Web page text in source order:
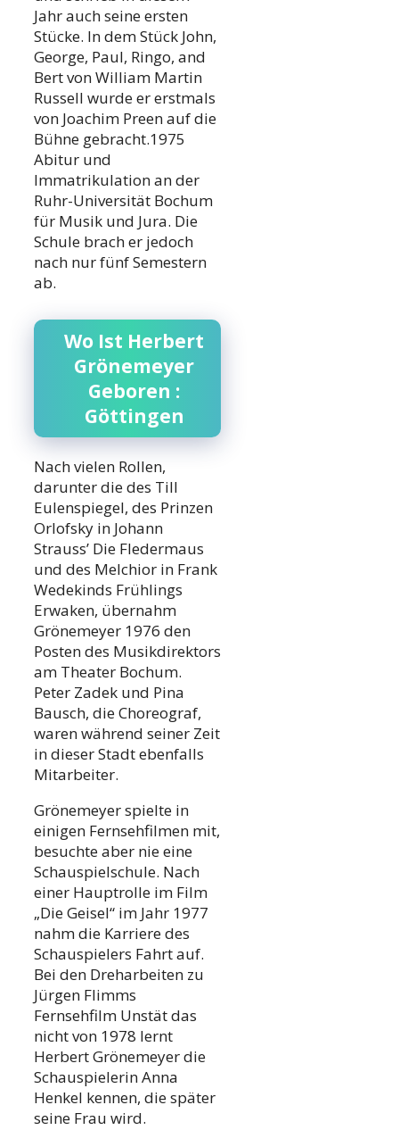
Jahr auch seine ersten
Stücke. In dem Stück John,
George, Paul, Ringo, and
Bert von William Martin
Russell wurde er erstmals
von Joachim Preen auf die
Bühne gebracht.1975
Abitur und
Immatrikulation an der
Ruhr-Universität Bochum
für Musik und Jura. Die
Schule brach er jedoch
nach nur fünf Semestern
ab.
Wo Ist Herbert
Grönemeyer
Geboren :
Göttingen
Nach vielen Rollen,
darunter die des Till
Eulenspiegel, des Prinzen
Orlofsky in Johann
Strauss’ Die Fledermaus
und des Melchior in Frank
Wedekinds Frühlings
Erwaken, übernahm
Grönemeyer 1976 den
Posten des Musikdirektors
am Theater Bochum.
Peter Zadek und Pina
Bausch, die Choreograf,
waren während seiner Zeit
in dieser Stadt ebenfalls
Mitarbeiter.
Grönemeyer spielte in
einigen Fernsehfilmen mit,
besuchte aber nie eine
Schauspielschule. Nach
einer Hauptrolle im Film
„Die Geisel“ im Jahr 1977
nahm die Karriere des
Schauspielers Fahrt auf.
Bei den Dreharbeiten zu
Jürgen Flimms
Fernsehfilm Unstät das
nicht von 1978 lernt
Herbert Grönemeyer die
Schauspielerin Anna
Henkel kennen, die später
seine Frau wird.